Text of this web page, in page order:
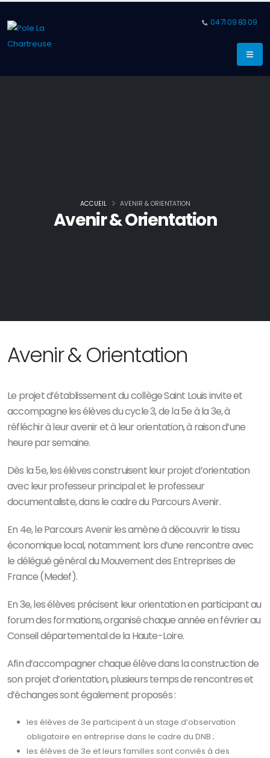
04 71 09 83 09
Avenir & Orientation
ACCUEIL AVENIR & ORIENTATION
Avenir & Orientation
Le projet d’établissement du collège Saint Louis invite et
accompagne les élèves du cycle 3, de la 5e à la 3e, à
réfléchir à leur avenir et à leur orientation, à raison d’une
heure par semaine.
Dès la 5e, les élèves construisent leur projet d’orientation
avec leur professeur principal et le professeur
documentaliste, dans le cadre du Parcours Avenir.
En 4e, le Parcours Avenir les amène à découvrir le tissu
économique local, notamment lors d’une rencontre avec
le délégué général du Mouvement des Entreprises de
France (Medef).
En 3e, les élèves précisent leur orientation en participant au
forum des formations, organisé chaque année en février au
Conseil départemental de la Haute-Loire.
Afin d’accompagner chaque élève dans la construction de
son projet d’orientation, plusieurs temps de rencontres et
d’échanges sont également proposés :
les élèves de 3e participent à un stage d’observation
obligatoire en entreprise dans le cadre du DNB ;
les élèves de 3e et leurs familles sont conviés à des